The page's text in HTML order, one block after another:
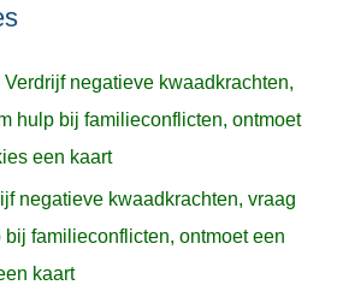
Verdrijf negatieve kwaadkrachten,
hulp bij familieconflicten, ontmoet
een kaart
negatieve kwaadkrachten, vraag
familieconflicten, ontmoet een
kaart